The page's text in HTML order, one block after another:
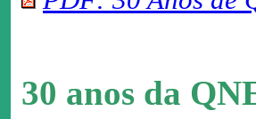
30 anos da